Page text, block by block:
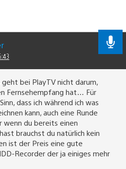
geht bei PlayTV nicht darum,
Fernsehempfang hat… Für
dass ich während ich was
kann, auch eine Runde
wenn du bereits einen
brauchst du natürlich kein
ist der Preis eine gute
Recorder der ja einiges mehr